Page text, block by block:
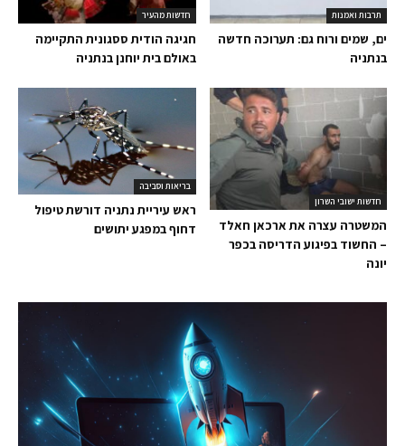
חדשות מהעיר
חגיגה הודית ססגונית התקיימה
באולם בית יוחנן בנתניה
תרבות ואמנות
ים, שמים ורוח גם: תערוכה חדשה
בנתניה
בריאות וסביבה
ראש עיריית נתניה דורשת טיפול
דחוף במפגע יתושים
חדשות ישובי השרון
המשטרה עצרה את ארכאן חאלד
– החשוד בפיגוע הדריסה בכפר
יונה